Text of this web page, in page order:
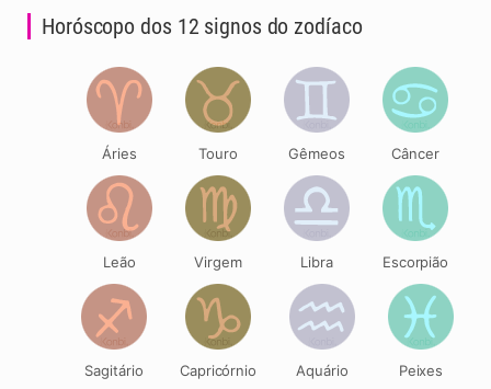
Horóscopo dos 12 signos do zodíaco
Áries Touro Gêmeos Câncer
Leão Virgem Libra Escorpião
Sagitário Capricórnio Aquário Peixes